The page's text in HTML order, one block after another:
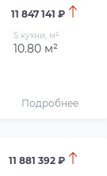
11 847 141 ₽
S кухни, м²
10.80 м²
Подробнее
11 881 392 ₽